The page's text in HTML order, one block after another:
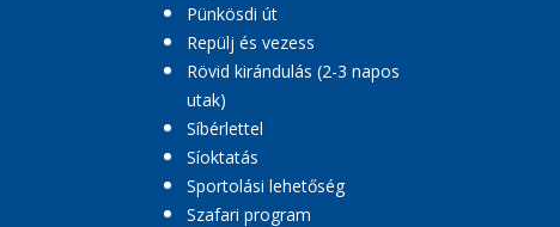
Pünkösdi út
Repülj és vezess
Rövid kirándulás (2-3 napos
utak)
Síbérlettel
Síoktatás
Sportolási lehetőség
Szafari program